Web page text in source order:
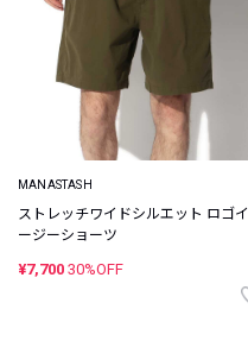
MANASTASH
ストレッチワイドシルエット ロゴイ
ージーショーツ
¥7,700 30%OFF